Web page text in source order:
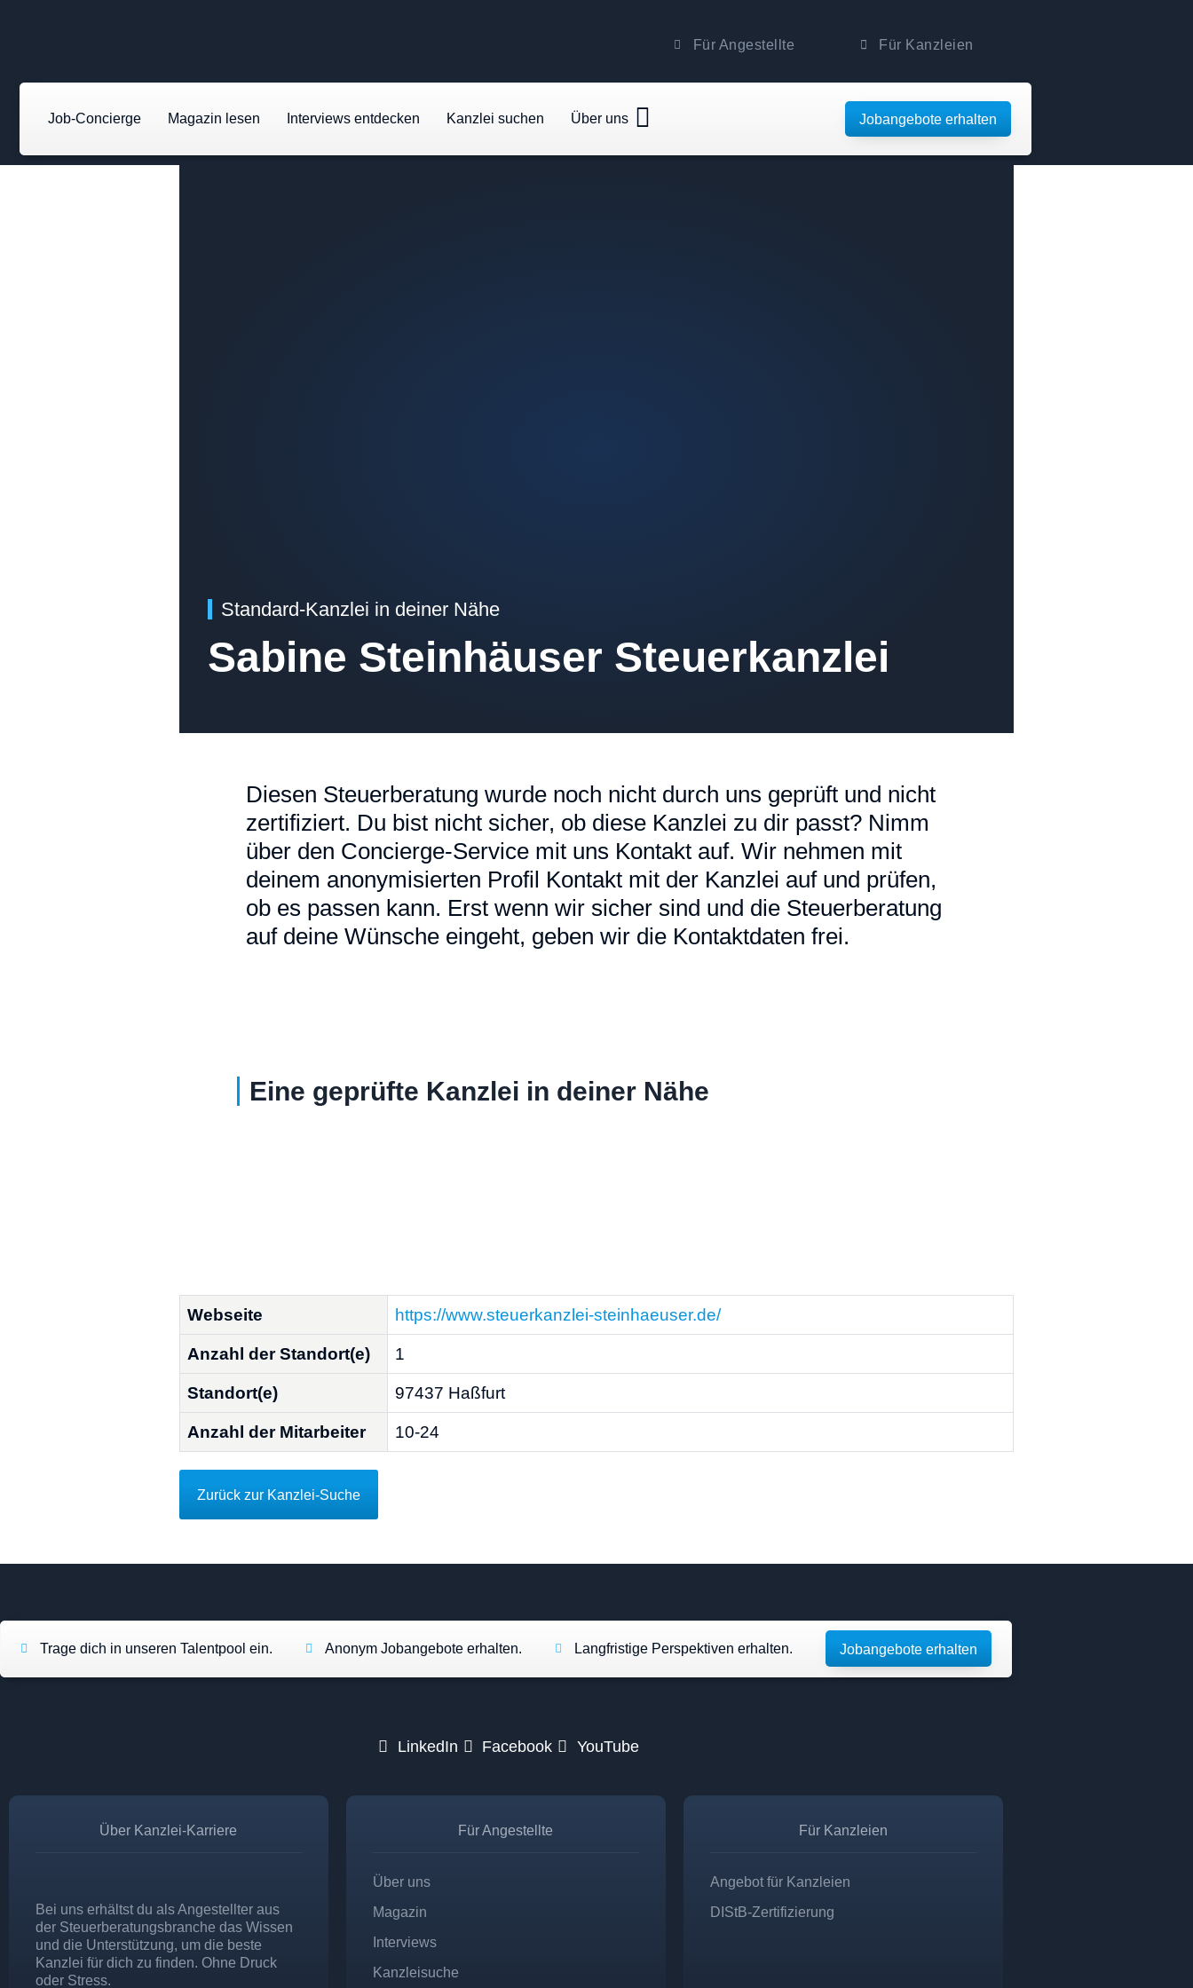
Für Angestellte Für Kanzleien
Job-Concierge Magazin lesen Interviews entdecken Kanzlei suchen Über uns Jobangebote erhalten
Standard-Kanzlei in deiner Nähe
Sabine Steinhäuser Steuerkanzlei
Diesen Steuerberatung wurde noch nicht durch uns geprüft und nicht
zertifiziert. Du bist nicht sicher, ob diese Kanzlei zu dir passt? Nimm
über den Concierge-Service mit uns Kontakt auf. Wir nehmen mit
deinem anonymisierten Profil Kontakt mit der Kanzlei auf und prüfen,
ob es passen kann. Erst wenn wir sicher sind und die Steuerberatung
auf deine Wünsche eingeht, geben wir die Kontaktdaten frei.
Eine geprüfte Kanzlei in deiner Nähe
Webseite
https://www.steuerkanzlei-steinhaeuser.de/
Anzahl der Standort(e)
1
Standort(e)
97437 Haßfurt
Anzahl der Mitarbeiter
10-24
Zurück zur Kanzlei-Suche
Trage dich in unseren Talentpool ein. Anonym Jobangebote erhalten. Langfristige Perspektiven erhalten. Jobangebote erhalten
LinkedIn Facebook YouTube
Über Kanzlei-Karriere
Bei uns erhältst du als Angestellter aus
der Steuerberatungsbranche das Wissen
und die Unterstützung, um die beste
Kanzlei für dich zu finden. Ohne Druck
oder Stress.
Für Angestellte
Über uns
Magazin
Interviews
Kanzleisuche
Für Kanzleien
Angebot für Kanzleien
DIStB-Zertifizierung